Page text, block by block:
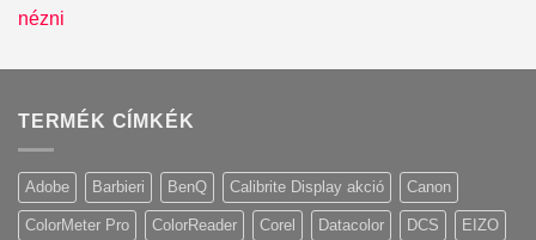
nézni
TERMÉK CÍMKÉK
Adobe Barbieri BenQ Calibrite Display akció Canon
ColorMeter Pro ColorReader Corel Datacolor DCS EIZO